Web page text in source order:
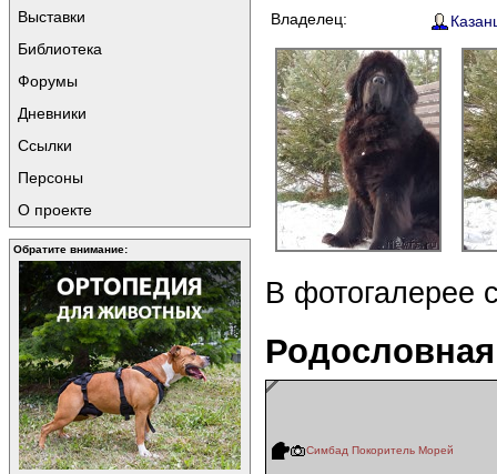
Выставки
Библиотека
Форумы
Дневники
Ссылки
Персоны
О проекте
Обратите внимание:
Владелец:
В фотогалерее
Родословная
Симбад Покоритель Морей